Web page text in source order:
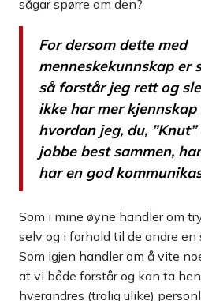
sågar spørre om den?
For dersom dette med
menneskekunnskap er
så forstår jeg rett og
ikke har mer
hvordan jeg, du,
jobbe best sammen,
har en god
Som i mine øyne handler om
selv og i forhold til de andre en
Som igjen handler om å vite
at vi både forstår og kan ta
hverandres (trolig ulike)